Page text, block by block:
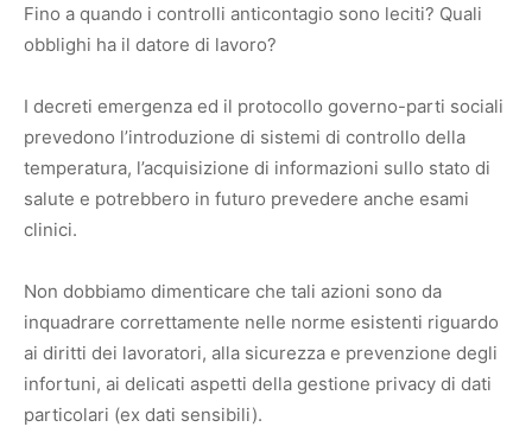
Fino a quando i controlli anticontagio sono leciti? Quali
obblighi ha il datore di lavoro?
I decreti emergenza ed il protocollo governo-parti sociali
prevedono l’introduzione di sistemi di controllo della
temperatura, l’acquisizione di informazioni sullo stato di
salute e potrebbero in futuro prevedere anche esami
clinici.
Non dobbiamo dimenticare che tali azioni sono da
inquadrare correttamente nelle norme esistenti riguardo
ai diritti dei lavoratori, alla sicurezza e prevenzione degli
infortuni, ai delicati aspetti della gestione privacy di dati
particolari (ex dati sensibili).